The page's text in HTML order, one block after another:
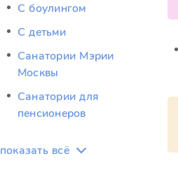
С боулингом
С детьми
Санатории Мэрии
Москвы
Санатории для
пенсионеров
показать всё